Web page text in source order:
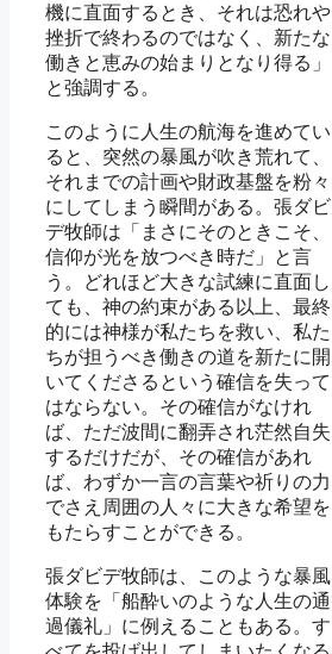
機に直面するとき、それは恐れや
挫折で終わるのではなく、新たな
働きと恵みの始まりとなり得る」
と強調する。
このように人生の航海を進めてい
ると、突然の暴風が吹き荒れて、
それまでの計画や財政基盤を粉々
にしてしまう瞬間がある。張ダビ
デ牧師は「まさにそのときこそ、
信仰が光を放つべき時だ」と言
う。どれほど大きな試練に直面し
ても、神の約束がある以上、最終
的には神様が私たちを救い、私た
ちが担うべき働きの道を新たに開
いてくださるという確信を失って
はならない。その確信がなけれ
ば、ただ波間に翻弄され茫然自失
するだけだが、その確信があれ
ば、わずか一言の言葉や祈りの力
でさえ周囲の人々に大きな希望を
もたらすことができる。
張ダビデ牧師は、このような暴風
体験を「船酔いのような人生の通
過儀礼」に例えることもある。す